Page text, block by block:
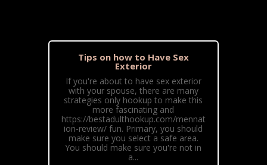
Tips on how to Have Sex
Exterior
If you're about to have sex exterior
with your spouse, there are many
strategies only hookup to make this
more fascinating and
https://bestadulthookup.com/mennat
ion-review/ fun. Primary, you should
make sure you select a safe area.
You should make sure you're not in
a...